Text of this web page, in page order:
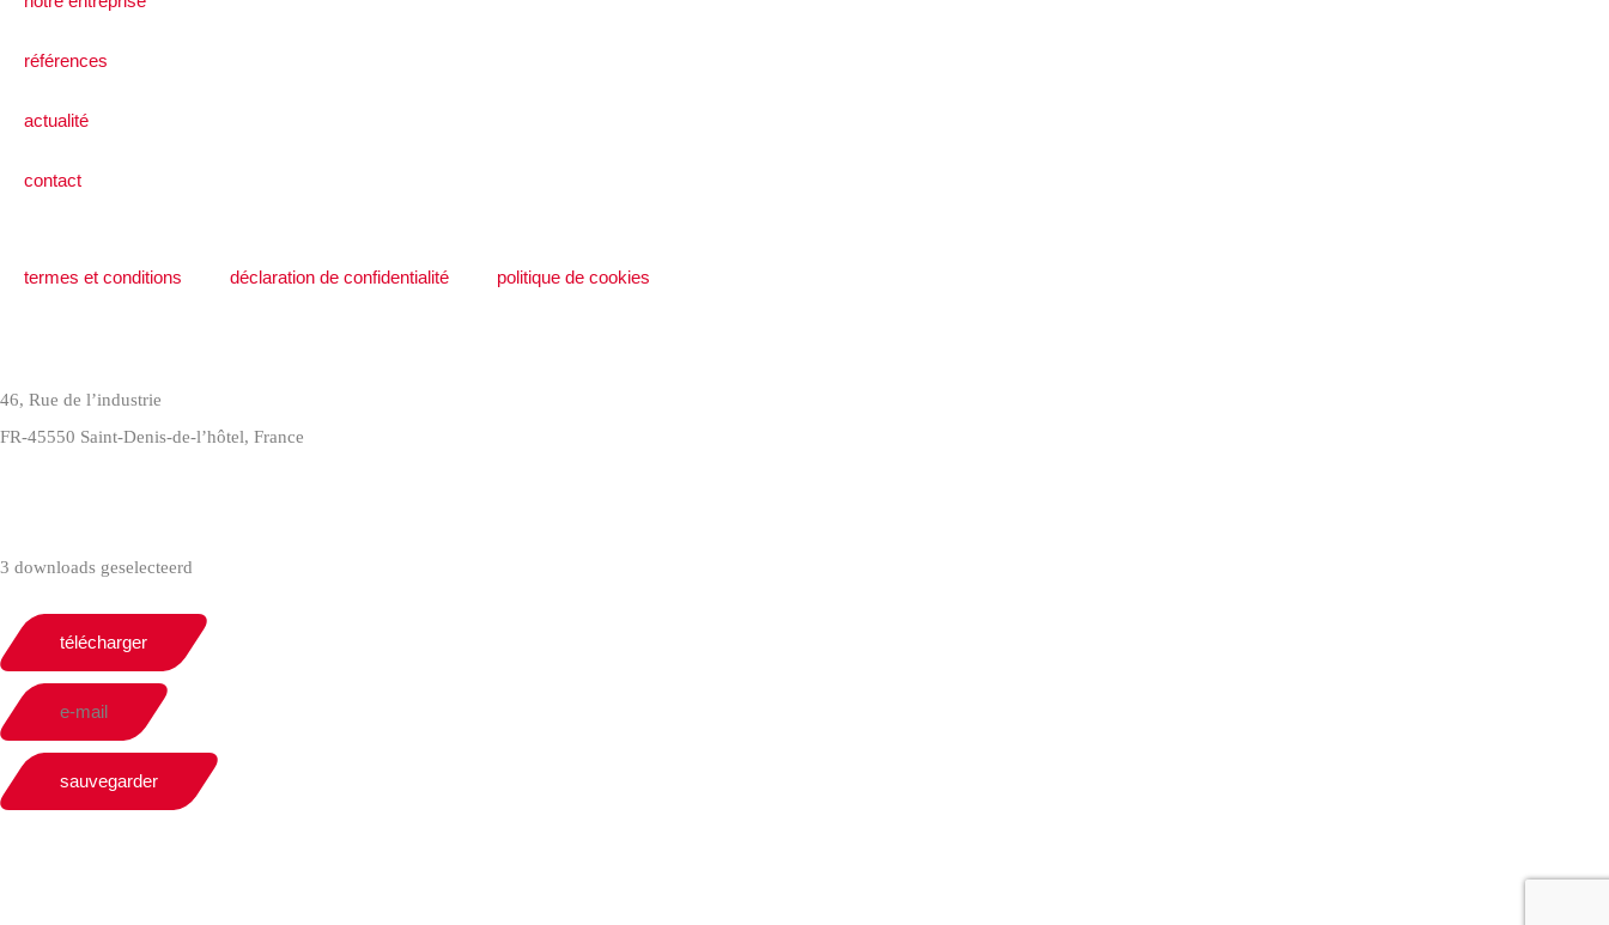
références
actualité
contact
termes et conditions déclaration de confidentialité politique de cookies
46, Rue de l’industrie
FR-45550 Saint-Denis-de-l’hôtel, France
3 downloads geselecteerd
télécharger
e-mail
sauvegarder